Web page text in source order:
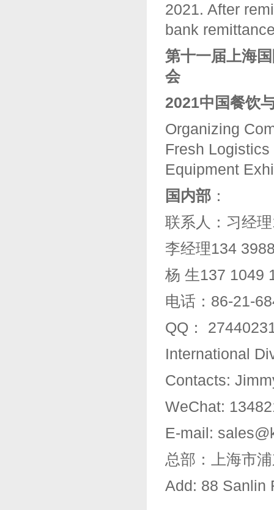
2021. After
bank
第十一届上海
会
2021中国餐饮
Organizing
Fresh
Equipment
国内部 ：
联系人：习经
李经理134
杨 生137 1049
电话：86-21-
QQ：
International
Contacts:
WeChat:
E-mail:
总部：上海市
Add: 88 Sanlin